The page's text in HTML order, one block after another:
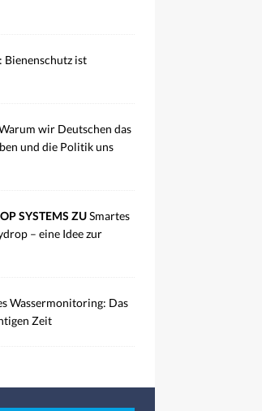
Bienenschutz ist
wir Deutschen das
und die Politik uns
SYSTEMS ZUSmartes
– eine Idee zur
Wassermonitoring: Das
Zeit